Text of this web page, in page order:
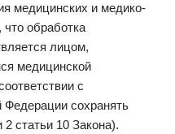
медицинских и медико-
обработка
лицом,
медицинской
с
Федерации сохранять
статьи 10 Закона).